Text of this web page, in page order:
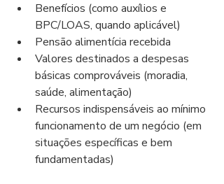
Benefícios (como auxílios e
BPC/LOAS, quando aplicável)
Pensão alimentícia recebida
Valores destinados a despesas
básicas comprováveis (moradia,
saúde, alimentação)
Recursos indispensáveis ao mínimo
funcionamento de um negócio (em
situações específicas e bem
fundamentadas)